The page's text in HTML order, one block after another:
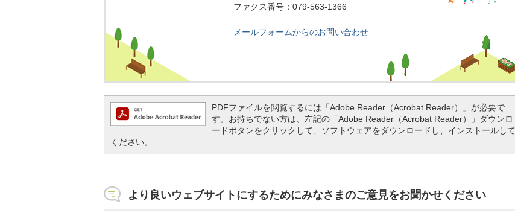
ファクス番号：079-563-1366
メールフォームからのお問い合わせ
PDFファイルを閲覧するには「Adobe Reader（Acrobat Reader）」が必要で
す。お持ちでない方は、左記の「Adobe Reader（Acrobat Reader）」ダウンロ
ードボタンをクリックして、ソフトウェアをダウンロードし、インストールして
ください。
より良いウェブサイトにするためにみなさまのご意見をお聞かせください